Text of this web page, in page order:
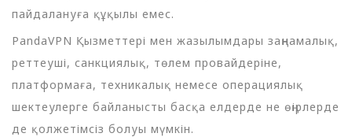
пайдалануға құқылы емес.
PandaVPN Қызметтері мен жазылымдары заңнамалық,
реттеуші, санкциялық, төлем провайдеріне,
платформаға, техникалық немесе операциялық
шектеулерге байланысты басқа елдерде не өңірлерде
де қолжетімсіз болуы мүмкін.